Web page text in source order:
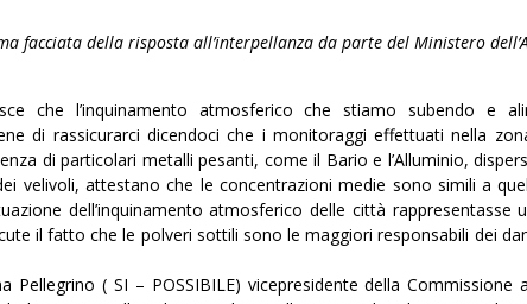
facciata della risposta all’interpellanza da parte del Ministero
che l’inquinamento atmosferico che stiamo subendo e
di rassicurarci dicendoci che i monitoraggi effettuati nella
di particolari metalli pesanti, come il Bario e l’Alluminio,
velivoli, attestano che le concentrazioni medie sono simili a
dell’inquinamento atmosferico delle città rappresentasse
il fatto che le polveri sottili sono le maggiori responsabili dei
Pellegrino ( SI – POSSIBILE) vicepresidente della Commissione